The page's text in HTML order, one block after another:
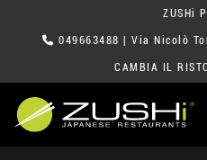
ZUSHi
049663488 | Via Nicolò
CAMBIA IL